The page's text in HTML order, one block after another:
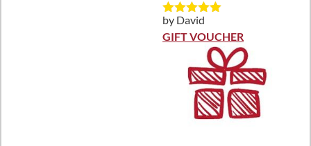
Rated5out
of 5
by David
GIFT VOUCHER